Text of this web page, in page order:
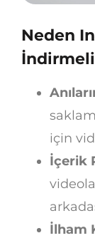
Neden
için
İçerik
İlham